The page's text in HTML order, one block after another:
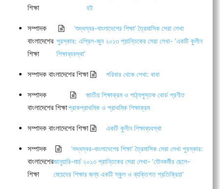
শিক্ষা
হই
সম্পাদক
বাংলাদেশের
শিক্ষা
‘শুদ্ধস্বর-বাংলাদেশের শিক্ষা’ ত্রৈমাসিক সেরা লেখা
পুরস্কার: এপ্রিল-জুন ২০১৩ প্রান্তিকের সেরা লেখা- ‘একটি কুলীন
শিক্ষাব্যবস্থা’
সম্পাদক বাংলাদেশের শিক্ষা পরিবার থেকে শেখা: বাবা
সম্পাদক
বাংলাদেশের শিক্ষা
জাতীয় শিক্ষাক্রম ও পাঠ্যপুস্তক বোর্ড প্রণীত
প্রাকপ্রাথমিক ও প্রাথমিক শিক্ষাক্রম
সম্পাদক বাংলাদেশের শিক্ষা একটি কুলীন শিক্ষাব্যবস্থা
সম্পাদক
বাংলাদেশের
শিক্ষা
‘শুদ্ধস্বর-বাংলাদেশের শিক্ষা’ ত্রৈমাসিক সেরা লেখা পুরস্কার:
জানুয়ারি-মার্চ ২০১৩ প্রান্তিকের সেরা লেখা- ‘যৌনকর্মীর ছেলে-
মেয়েদের শিক্ষার জন্য একটি স্কুল ও ব্যক্তিগত প্রতিক্রিয়া’